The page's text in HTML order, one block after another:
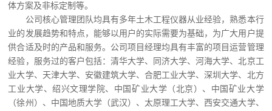
体方案及非标定制等。
公司核心管理团队均具有多年土木工程仪器从业经验，熟悉本行
业的发展趋势和特点，能够以用户的实际需要为基础，为广大用户提
供合适及时的产品和服务。公司项目经理均具有丰富的项目运营管理
经验，服务过的客户包括：清华大学、同济大学、河海大学、北京工
业大学、天津大学、安徽建筑大学、合肥工业大学、深圳大学、北方
工业大学、绍兴文理学院、中国矿业大学（北京）、 中国矿业大学
（徐州）、中国地质大学（武汉）、太原理工大学、西安交通大学、